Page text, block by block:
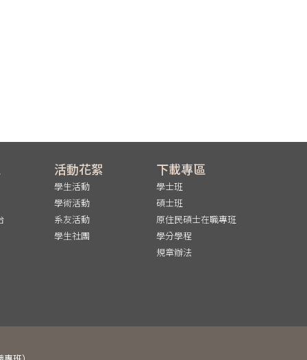
活動花絮
學生活動
學術活動
系友活動
學生社團
下載專區
學士班
碩士班
原住民碩士在職專班
學分學程
規章辦法